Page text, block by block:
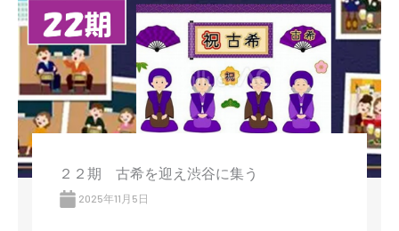
２２期 古希を迎え渋谷に集う
2025年11月5日